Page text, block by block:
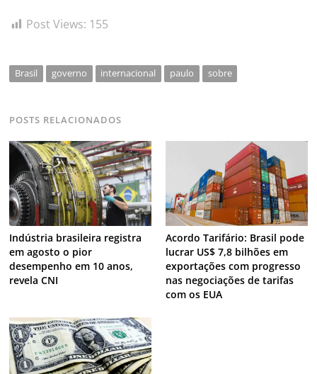
Post Views: 155
Brasil governo internacional paulo sobre
POSTS RELACIONADOS
Indústria brasileira registra
em agosto o pior
desempenho em 10 anos,
revela CNI
Acordo Tarifário: Brasil pode
lucrar US$ 7,8 bilhões em
exportações com progresso
nas negociações de tarifas
com os EUA